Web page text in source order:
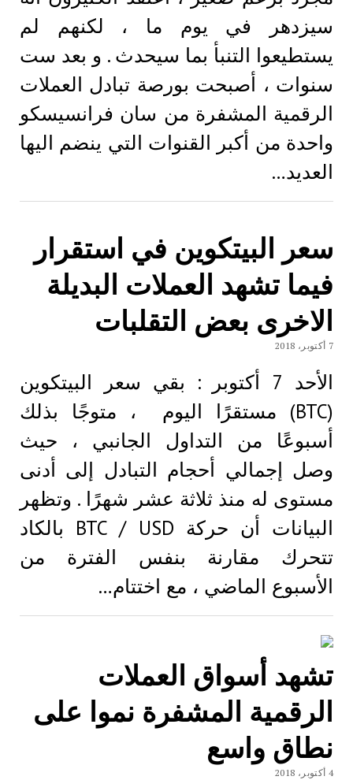
سيزدهر في يوم ما ، لكنهم لم
يستطيعوا التنبأ بما سيحدث . و بعد ست
سنوات ، أصبحت بورصة تبادل العملات
الرقمية المشفرة من سان فرانسيسكو
واحدة من أكبر القنوات التي ينضم اليها
العديد…
سعر البيتكوين في استقرار
فيما تشهد العملات البديلة
الاخری بعض التقلبات
7 أكتوبر، 2018
الأحد 7 أكتوبر : بقي سعر البيتكوين
(BTC) مستقرًا اليوم ، متوجًا بذلك
أسبوعًا من التداول الجانبي ، حيث
وصل إجمالي أحجام التبادل إلى أدنى
مستوى له منذ ثلاثة عشر شهرًا . وتظهر
البيانات أن حركة BTC / USD بالكاد
تتحرك مقارنة بنفس الفترة من
الأسبوع الماضي ، مع اختتام…
تشهد أسواق العملات
الرقمية المشفرة نموا علی
نطاق واسع
4 أكتوبر، 2018